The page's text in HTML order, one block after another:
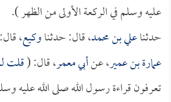
عليه وسلم في الركعة الأولى من الظهر ).
حدثناعلي بن محمد، قال: حدثناوكيع،
عمارة بن عمير، عنأبي معمر، قال: (قلت لـ
تعرفون قراءة رسول الله صلى الله عليه